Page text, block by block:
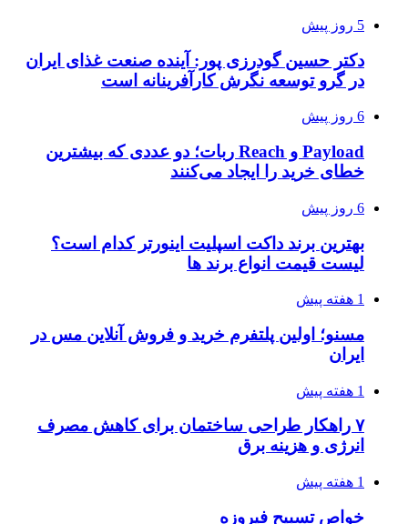
5 روز پیش
دکتر حسین گودرزی پور: آینده صنعت غذای ایران
در گرو توسعه نگرش کارآفرینانه است
6 روز پیش
Payload و Reach ربات؛ دو عددی که بیشترین
خطای خرید را ایجاد می‌کنند
6 روز پیش
بهترین برند داکت اسپلیت اینورتر کدام است؟
لیست قیمت انواع برند ها
1 هفته پیش
مسنو؛ اولین پلتفرم خرید و فروش آنلاین مس در
ایران
1 هفته پیش
۷ راهکار طراحی ساختمان برای کاهش مصرف
انرژی و هزینه برق
1 هفته پیش
خواص تسبیح فیروزه